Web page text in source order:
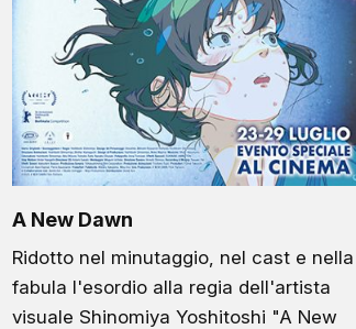
A New Dawn
Ridotto nel minutaggio, nel cast e nella
fabula l'esordio alla regia dell'artista
visuale Shinomiya Yoshitoshi "A New